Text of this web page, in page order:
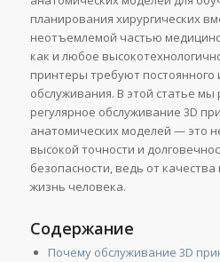
планирования хирургических
неотъемлемой частью
как и любое
принтеры требуют постоянного
обслуживания. В этой статье
регулярное обслуживание 3D
анатомических моделей — это
высокой точности и
безопасности, ведь от
жизнь человека.
Содержание
Почему обслуживание 3D